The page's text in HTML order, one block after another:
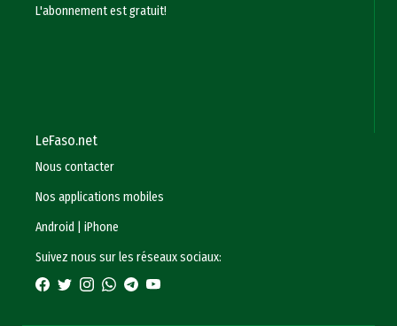
L'abonnement est gratuit!
LeFaso.net
Nous contacter
Nos applications mobiles
Android
|iPhone
Suivez nous sur les réseaux sociaux: